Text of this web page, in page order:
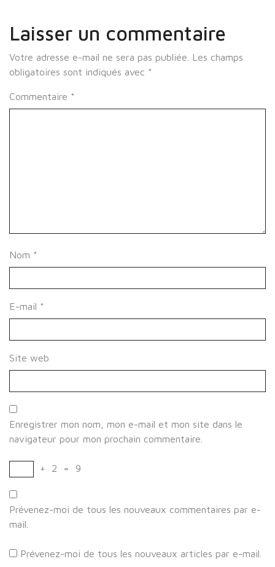
Laisser un commentaire
Votre adresse e-mail ne sera pas publiée.
Les champs
obligatoires sont indiqués avec *
Commentaire *
Nom *
E-mail *
Site web
Enregistrer mon nom, mon e-mail et mon site dans le
navigateur pour mon prochain commentaire.
+ 2 = 9
Prévenez-moi de tous les nouveaux commentaires par e-
mail.
Prévenez-moi de tous les nouveaux articles par e-mail.